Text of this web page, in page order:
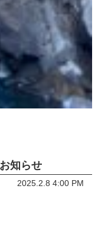
知らせ
2025.2.8 4:00 PM